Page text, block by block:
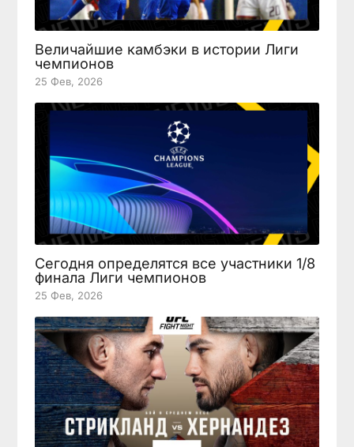
Величайшие камбэки в истории Лиги
чемпионов
25 Фев, 2026
Сегодня определятся все участники 1/8
финала Лиги чемпионов
25 Фев, 2026